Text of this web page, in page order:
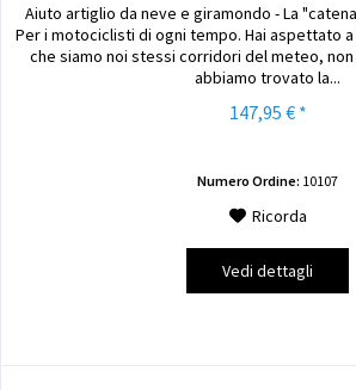
Aiuto artiglio da neve e giramondo - La
Per i motociclisti di ogni tempo. Hai aspettato
che siamo noi stessi corridori del meteo,
abbiamo trovato la...
147,95 € *
Numero Ordine: 10107
Ricorda
Vedi dettagli